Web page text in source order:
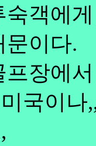
숙객에
문이다.
프장에
국이